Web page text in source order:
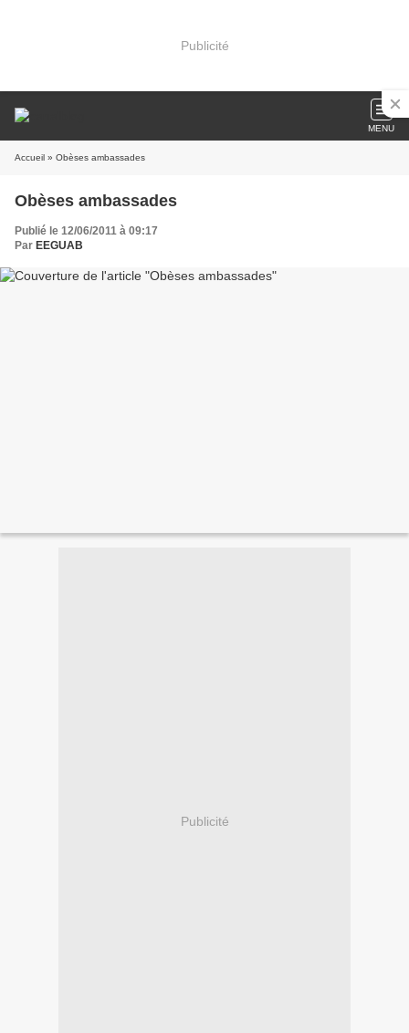
Publicité
MENU
Accueil » Obèses ambassades
Obèses ambassades
Publié le 12/06/2011 à 09:17
Par EEGUAB
Publicité